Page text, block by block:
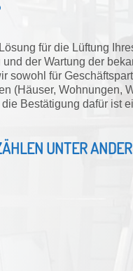
für die Lüftung
der Wartung der
sowohl für
(Häuser,
Bestätigung dafür ist
UNTER